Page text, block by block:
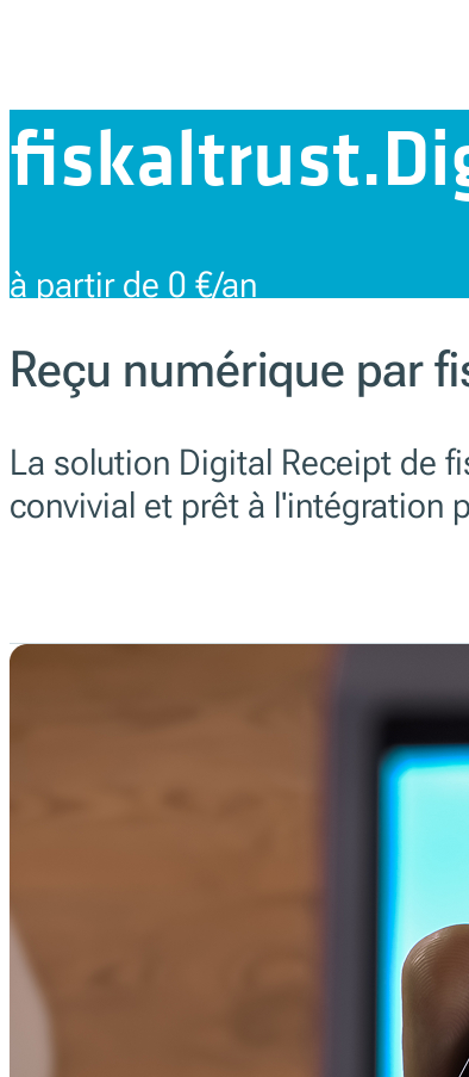
à partir de 0 €/an
Reçu numérique par
La solution Digital Receipt de
convivial et prêt à l'intégration